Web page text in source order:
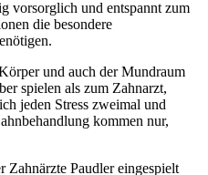
vorsorglich und entspannt zum
die besondere
und auch der Mundraum
spielen als zum Zahnarzt,
jeden Stress zweimal und
kommen nur,
Zahnärzte Paudler eingespielt